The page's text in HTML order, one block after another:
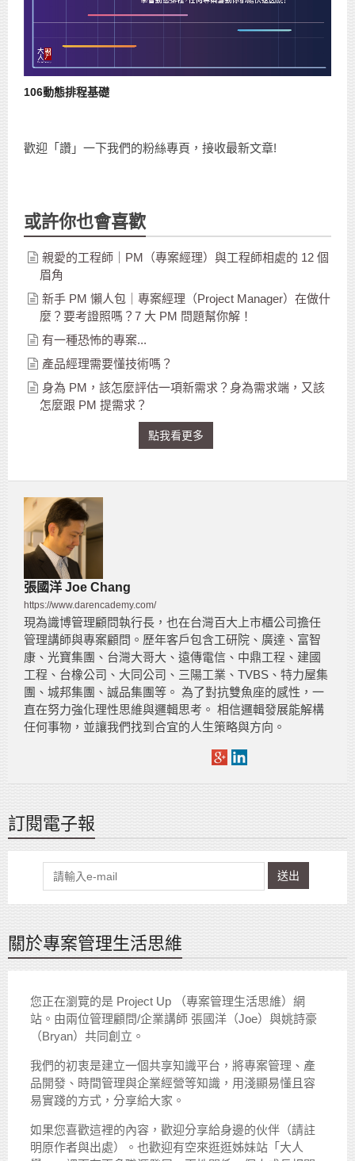
106動態排程基礎
歡迎「讚」一下我們的粉絲專頁，接收最新文章!
或許你也會喜歡
親愛的工程師｜PM（專案經理）與工程師相處的 12 個
眉角
新手 PM 懶人包｜專案經理（Project Manager）在做什
麼？要考證照嗎？7 大 PM 問題幫你解！
有一種恐怖的專案...
產品經理需要懂技術嗎？
身為 PM，該怎麼評估一項新需求？身為需求端，又該
怎麼跟 PM 提需求？
點我看更多
張國洋 Joe Chang
https://www.darencademy.com/
現為識博管理顧問執行長，也在台灣百大上市櫃公司擔任
管理講師與專案顧問。歷年客戶包含工研院、廣達、富智
康、光寶集團、台灣大哥大、遠傳電信、中鼎工程、建國
工程、台橡公司、大同公司、三陽工業、TVBS、特力屋集
團、城邦集團、誠品集團等。 為了對抗雙魚座的感性，一
直在努力強化理性思維與邏輯思考。 相信邏輯發展能解構
任何事物，並讓我們找到合宜的人生策略與方向。
訂閱電子報
送出
關於專案管理生活思維
您正在瀏覽的是 Project Up （專案管理生活思維）網
站。由兩位管理顧問/企業講師 張國洋（Joe）與姚詩豪
（Bryan）共同創立。
我們的初衷是建立一個共享知識平台，將專案管理、產
品開發、時間管理與企業經營等知識，用淺顯易懂且容
易實踐的方式，分享給大家。
如果您喜歡這裡的內容，歡迎分享給身邊的伙伴（請註
明原作者與出處）。也歡迎有空來逛逛姊妹站「大人